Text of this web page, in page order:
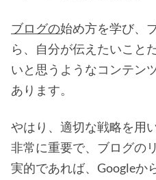
ブログの始め方を学び、
ら、自分が伝えたいこと
いと思うようなコンテン
あります。
やはり、適切な戦略を用
非常に重要で、ブログの
実的であれば、Googleか